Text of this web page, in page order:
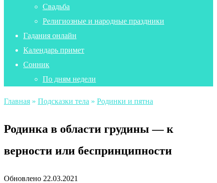
Свадьба
Религиозные и народные праздники
Гадания онлайн
Календарь примет
Сонник
По дням недели
Главная » Подсказки тела » Родинки и пятна
Родинка в области грудины — к
верности или беспринципности
Обновлено 22.03.2021